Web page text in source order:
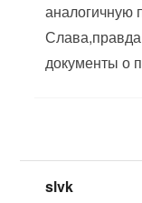
аналогичную
документы о
slvk